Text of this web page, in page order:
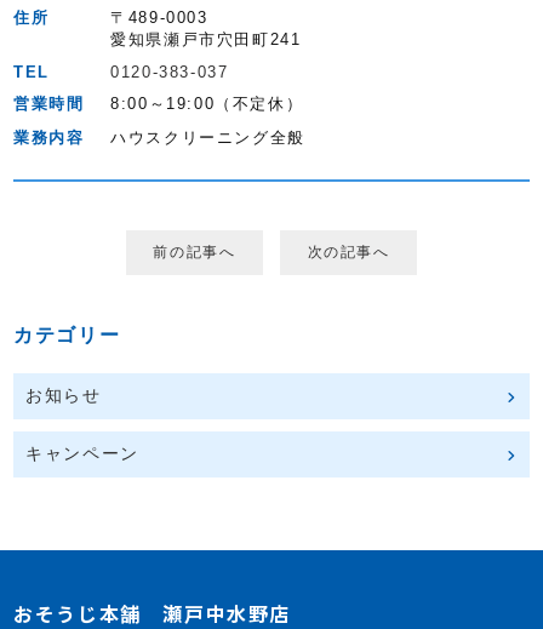
住所
〒489-0003
愛知県瀬戸市穴田町241
TEL
0120-383-037
営業時間
8:00～19:00（不定休）
業務内容
ハウスクリーニング全般
前の記事へ 次の記事へ
カテゴリー
お知らせ
キャンペーン
おそうじ本舗 瀬戸中水野店